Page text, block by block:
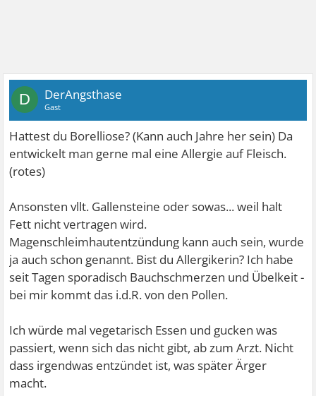
D DerAngsthase
Gast
Hattest du Borelliose? (Kann auch Jahre her sein) Da
entwickelt man gerne mal eine Allergie auf Fleisch.
(rotes)
Ansonsten vllt. Gallensteine oder sowas... weil halt
Fett nicht vertragen wird.
Magenschleimhautentzündung kann auch sein, wurde
ja auch schon genannt. Bist du Allergikerin? Ich habe
seit Tagen sporadisch Bauchschmerzen und Übelkeit -
bei mir kommt das i.d.R. von den Pollen.
Ich würde mal vegetarisch Essen und gucken was
passiert, wenn sich das nicht gibt, ab zum Arzt. Nicht
dass irgendwas entzündet ist, was später Ärger
macht.